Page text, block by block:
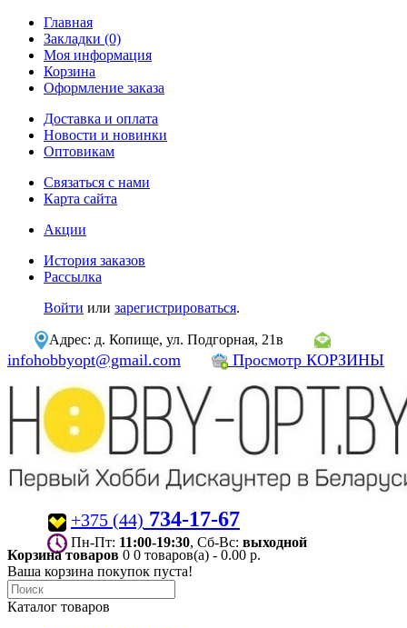
Главная
Закладки (0)
Моя информация
Корзина
Оформление заказа
Доставка и оплата
Новости и новинки
Оптовикам
Связаться с нами
Карта сайта
Акции
История заказов
Рассылка
Войти или зарегистрироваться.
Адрес: д. Копище, ул. Подгорная, 21в
infohobbyopt@gmail.com Просмотр КОРЗИНЫ
+375 (44) 734-17-67
Пн-Пт: 11:00-19:30 , Сб-Вс: выходной
Корзина товаров 0 0 товаров(а) - 0.00 р.
Ваша корзина покупок пуста!
Каталог товаров